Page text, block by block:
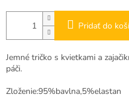
Pridať do
Jemné tričko s kvietkami a
páči.
Zloženie:95%bavlna,5%elastan